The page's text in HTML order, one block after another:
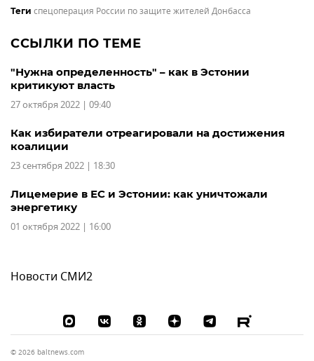
Теги спецоперация России по защите жителей Донбасса
ССЫЛКИ ПО ТЕМЕ
"Нужна определенность" – как в Эстонии
критикуют власть
27 октября 2022 | 09:40
Как избиратели отреагировали на достижения
коалиции
23 сентября 2022 | 18:30
Лицемерие в ЕС и Эстонии: как уничтожали
энергетику
01 октября 2022 | 16:00
Новости СМИ2
© 2026 baltnews.com